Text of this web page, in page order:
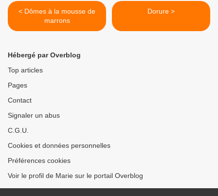
< Dômes à la mousse de
marrons
Dorure >
Hébergé par Overblog
Top articles
Pages
Contact
Signaler un abus
C.G.U.
Cookies et données personnelles
Préférences cookies
Voir le profil de Marie sur le portail Overblog